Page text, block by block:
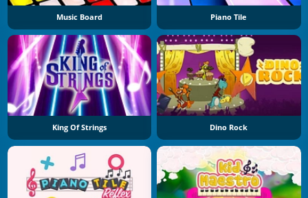
Music Board Piano Tile
King Of Strings Dino Rock